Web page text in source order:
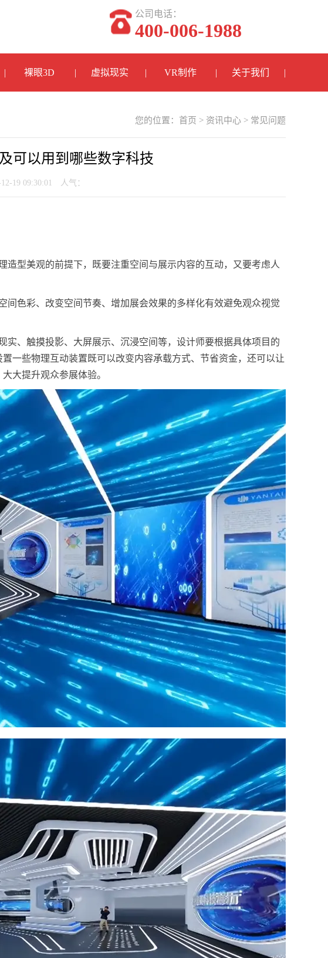
公司电话：
400-006-1988
裸眼3D 虚拟现实 VR制作 关于我们
您的位置： 首页 > 资讯中心 > 常见问题
可以用到哪些数字科技
19 09:30:01 人气：
造型美观的前提下，既要注重空间与展示内容的互动，又要考虑人
间色彩、改变空间节奏、增加展会效果的多样化有效避免观众视觉
、触摸投影、大屏展示、沉浸空间等，设计师要根据具体项目的
一些物理互动装置既可以改变内容承载方式、节省资金，还可以让
大提升观众参展体验。